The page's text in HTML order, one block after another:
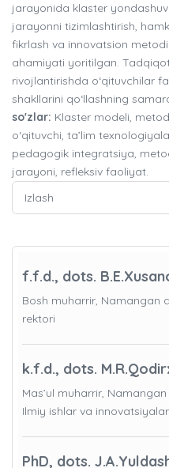
jarayonida klaster
jarayonni tizimlashtirish,
fikrlash va innovatsion
ahamiyati yoritilgan.
rivojlantirishda o‘qituvchilar
shakllarini qo‘llashning
so'zlar: Klaster modeli,
o‘qituvchi, ta’lim
pedagogik integratsiya,
jarayoni, refleksiv faoliyat.
f.f.d., dots.
Bosh muharrir, Namangan
rektori
k.f.d., dots.
Mas’ul muharrir,
Ilmiy ishlar va
PhD, dots.